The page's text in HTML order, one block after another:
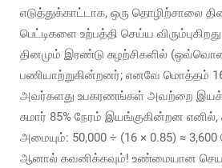
எடுத்துக்காட்டாக, ஒரு தொழிற்சாலை
பெட்டிகளை உற்பத்தி செய்ய
தினமும் இரண்டு சுழற்சிகளில்
பணியாற்றுகின்றனர்; எனவே மொத்தம்
அவர்களது உபகரணங்கள் அவற்றை
சுமார் 85% நேரம் இயங்குகின்றன
அமையும்: 50,000 ÷ (16 × 0.85) ≈
ஆனால் கவனிக்கவும்! உண்மையான